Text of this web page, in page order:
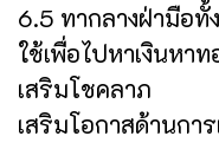
6.5 ทากลางฝ่ามือทั้
ใช้เพื่อไปหาเงินหาท
เสริมโชคลาภ
เสริมโอกาสด้านการ